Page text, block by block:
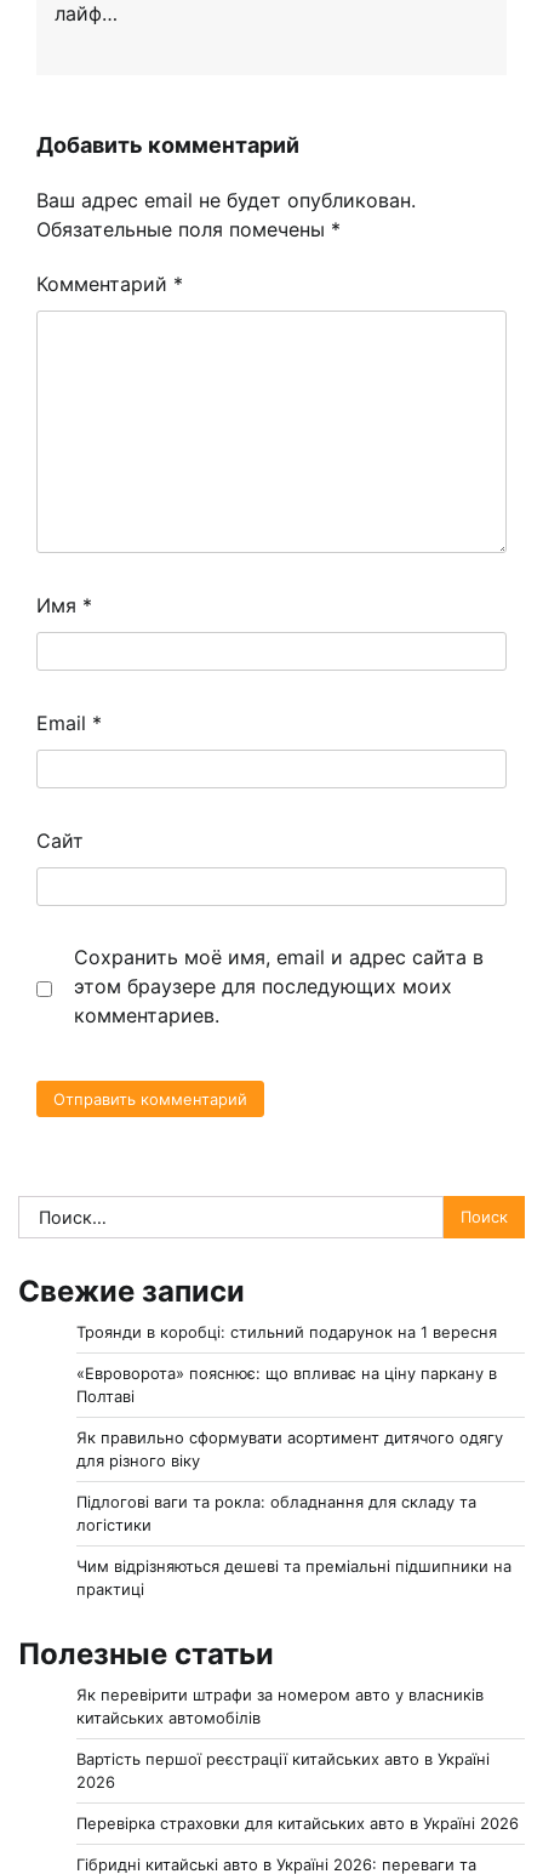
лайф…
Добавить комментарий
Ваш адрес email не будет опубликован.
Обязательные поля помечены *
Комментарий *
Имя *
Email *
Сайт
Сохранить моё имя, email и адрес сайта в
этом браузере для последующих моих
комментариев.
Найти:
Свежие записи
Троянди в коробці: стильний подарунок на 1 вересня
«Евроворота» пояснює: що впливає на ціну паркану в
Полтаві
Як правильно сформувати асортимент дитячого одягу
для різного віку
Підлогові ваги та рокла: обладнання для складу та
логістики
Чим відрізняються дешеві та преміальні підшипники на
практиці
Полезные статьи
Як перевірити штрафи за номером авто у власників
китайських автомобілів
Вартість першої реєстрації китайських авто в Україні
2026
Перевірка страховки для китайських авто в Україні 2026
Гібридні китайські авто в Україні 2026: переваги та